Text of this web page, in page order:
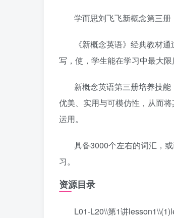
学而思刘飞飞新概念第三册
《新概念英语》经典教材
写，使，学生能在学习中最大限
新概念英语第三册培养技
优美、实用与可模仿性，从而
运用。
具备3000个左右的词汇，
习。
资源目录
L01-L20\\第1讲